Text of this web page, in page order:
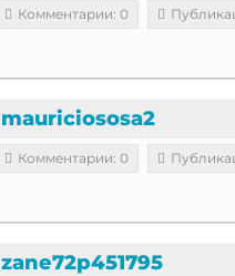
Комментарии: 0
mauriciososa2
Комментарии: 0
zane72p451795